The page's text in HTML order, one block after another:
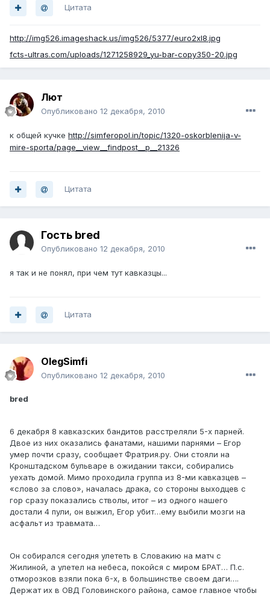
Цитата
http://img526.imageshack.us/img526/5377/euro2xl8.jpg
fcts-ultras.com/uploads/1271258929_yu-bar-copy350-20.jpg
Лют
Опубликовано 12 декабря, 2010
к общей кучке http://simferopol.in/topic/1320-oskorblenija-v-
mire-sporta/page__view__findpost__p__21326
Цитата
Гость bred
Опубликовано 12 декабря, 2010
я так и не понял, при чем тут кавказцы...
Цитата
OlegSimfi
Опубликовано 12 декабря, 2010
bred
6 декабря 8 кавказских бандитов расстреляли 5-х парней.
Двое из них оказались фанатами, нашими парнями – Егор
умер почти сразу, сообщает Фратрия.ру. Они стояли на
Кронштадском бульваре в ожидании такси, собирались
уехать домой. Мимо проходила группа из 8-ми кавказцев –
«слово за слово», началась драка, со стороны выходцев с
гор сразу показались стволы, итог – из одного нашего
достали 4 пули, он выжил, Егор убит…ему выбили мозги на
асфальт из травмата…
Он собирался сегодня улететь в Словакию на матч с
Жилиной, а улетел на небеса, покойся с миром БРАТ… П.с.
отморозков взяли пока 6-х, в большинстве своем даги….
Держат их в ОВД Головинского района, самое главное чтобы